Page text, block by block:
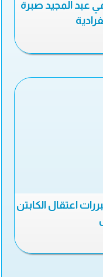
عبد المجيد صبرة
اعتقال الكابتن